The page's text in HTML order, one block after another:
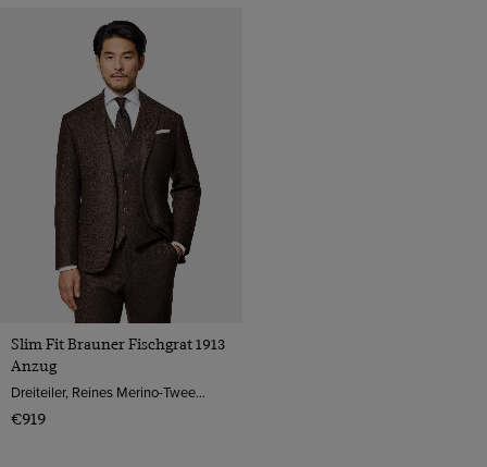
Slim Fit Brauner Fischgrat 1913
Anzug
Dreiteiler, Reines Merino-Tweed von Moon, England
€919